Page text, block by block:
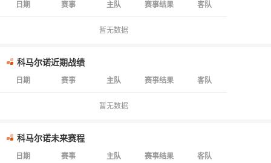
日期 赛事 主队 赛事结果 客队
暂无数据
科马尔诺近期战绩
日期 赛事 主队 赛事结果 客队
暂无数据
科马尔诺未来赛程
日期 赛事 主队 赛事结果 客队